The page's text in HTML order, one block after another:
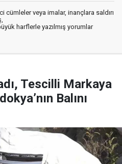
cümleler veya imalar, inançlara saldırı
harflerle yazılmış yorumlar
Tescilli Markaya
Balını